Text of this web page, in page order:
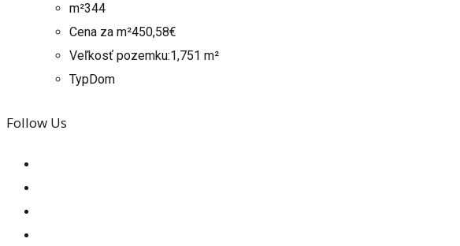
m²344
Cena za m²450,58€
Veľkosť pozemku:1,751 m²
Typ Dom
Follow Us